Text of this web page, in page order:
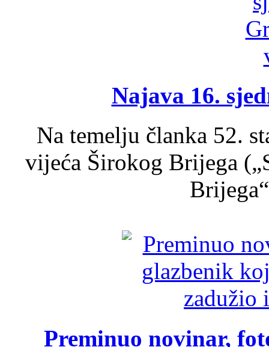
Najava 16.
Na temelju članka 52.
vijeća Širokog Brijega
Preminuo novinar,